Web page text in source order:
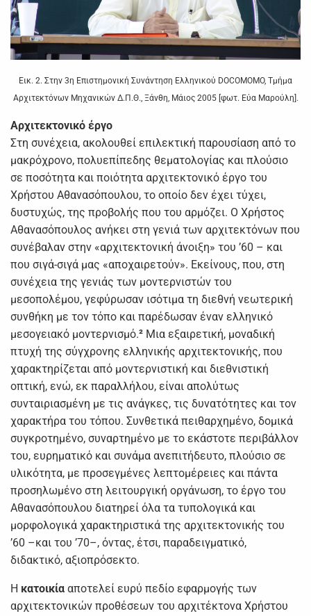
Εικ. 2. Στην 3η Επιστημονική Συνάντηση Ελληνικού DOCOMOMO, Τμήμα
Αρχιτεκτόνων Μηχανικών Δ.Π.Θ., Ξάνθη, Μάιος 2005 [φωτ. Εύα Μαρούλη].
Αρχιτεκτονικό έργο
Στη συνέχεια, ακολουθεί επιλεκτική παρουσίαση από το
μακρόχρονο, πολυεπίπεδης θεματολογίας και πλούσιο
σε ποσότητα και ποιότητα αρχιτεκτονικό έργο του
Χρήστου Αθανασόπουλου, το οποίο δεν έχει τύχει,
δυστυχώς, της προβολής που του αρμόζει. Ο Χρήστος
Αθανασόπουλος ανήκει στη γενιά των αρχιτεκτόνων που
συνέβαλαν στην «αρχιτεκτονική άνοιξη» του ’60 – και
που σιγά-σιγά μας «αποχαιρετούν». Εκείνους, που, στη
συνέχεια της γενιάς των μοντερνιστών του
μεσοπολέμου, γεφύρωσαν ισότιμα τη διεθνή νεωτερική
συνθήκη με τον τόπο και παρέδωσαν έναν ελληνικό
μεσογειακό μοντερνισμό.² Μια εξαιρετική, μοναδική
πτυχή της σύγχρονης ελληνικής αρχιτεκτονικής, που
χαρακτηρίζεται από μοντερνιστική και διεθνιστική
οπτική, ενώ, εκ παραλλήλου, είναι απολύτως
συνταιριασμένη με τις ανάγκες, τις δυνατότητες και τον
χαρακτήρα του τόπου. Συνθετικά πειθαρχημένο, δομικά
συγκροτημένο, συναρτημένο με το εκάστοτε περιβάλλον
του, ευρηματικό και συνάμα ανεπιτήδευτο, πλούσιο σε
υλικότητα, με προσεγμένες λεπτομέρειες και πάντα
προσηλωμένο στη λειτουργική οργάνωση, το έργο του
Αθανασόπουλου διατηρεί όλα τα τυπολογικά και
μορφολογικά χαρακτηριστικά της αρχιτεκτονικής του
’60 –και του ’70–, όντας, έτσι, παραδειγματικό,
διδακτικό, αξιοπρόσεκτο.
Η κατοικία αποτελεί ευρύ πεδίο εφαρμογής των
αρχιτεκτονικών προθέσεων του αρχιτέκτονα Χρήστου